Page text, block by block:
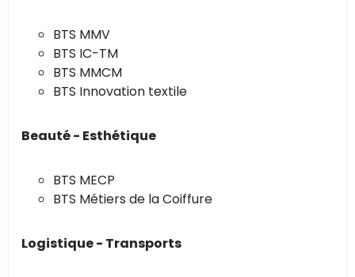
BTS MMV
BTS IC-TM
BTS MMCM
BTS Innovation textile
Beauté - Esthétique
BTS MECP
BTS Métiers de la Coiffure
Logistique - Transports